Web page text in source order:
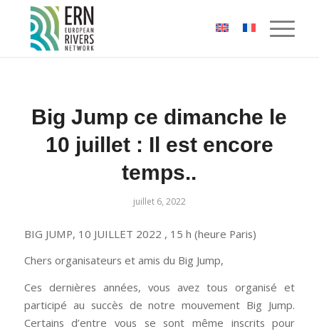
Panneau de gestion des cookies
Big Jump ce dimanche le
10 juillet : Il est encore
temps..
juillet 6, 2022
BIG JUMP, 10 JUILLET 2022 , 15 h (heure Paris)
Chers organisateurs et amis du Big Jump,
Ces dernières années, vous avez tous organisé et
participé au succès de notre mouvement Big Jump.
Certains d’entre vous se sont même inscrits pour